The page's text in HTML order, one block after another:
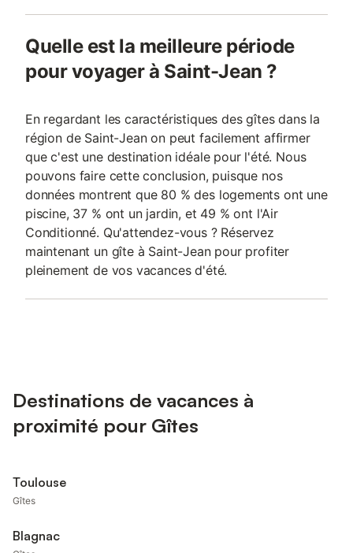
Quelle est la meilleure période
pour voyager à Saint-Jean ?
En regardant les caractéristiques des gîtes dans la
région de Saint-Jean on peut facilement affirmer
que c'est une destination idéale pour l'été. Nous
pouvons faire cette conclusion, puisque nos
données montrent que 80 % des logements ont une
piscine, 37 % ont un jardin, et 49 % ont l'Air
Conditionné. Qu'attendez-vous ? Réservez
maintenant un gîte à Saint-Jean pour profiter
pleinement de vos vacances d'été.
Destinations de vacances à
proximité pour Gîtes
Toulouse
Gîtes
Blagnac